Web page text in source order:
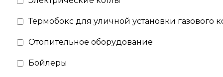
Термобокс для уличной установки газового
Отопительное оборудование
Бойлеры